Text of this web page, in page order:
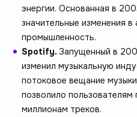
энергии. Основанная в
значительные изменения
промышленность.
Spotify. Запущенный в
изменил музыкальную
потоковое вещание
позволило пользователям
миллионам треков.